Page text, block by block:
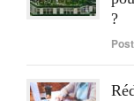
?